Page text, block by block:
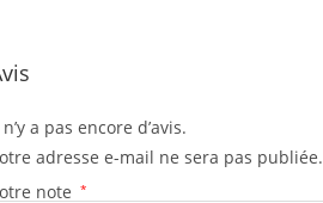
a pas encore d’avis.
adresse e-mail ne sera pas publiée.
note *